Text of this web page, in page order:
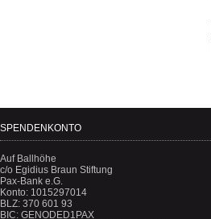
SPENDENKONTO
Auf Ballhöhe
c/o Egidius Braun Stiftung
Pax-Bank e.G.
Konto: 1015297014
BLZ: 370 601 93
BIC: GENODED1PAX